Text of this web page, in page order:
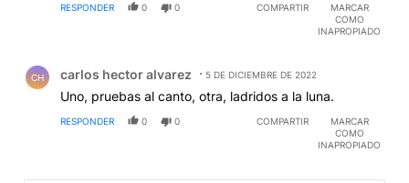
cargos que correspondan y asumiendo las penas
dadas por la justicia..eso limpiara el camino de esos
RESPONDER 0 0 COMPARTIR
MARCAR
COMO
INAPROPIADO
CH carlos hector alvarez 5 DE DICIEMBRE DE 2022
Uno, pruebas al canto, otra, ladridos a la luna.
RESPONDER 0 0 COMPARTIR
MARCAR
COMO
INAPROPIADO